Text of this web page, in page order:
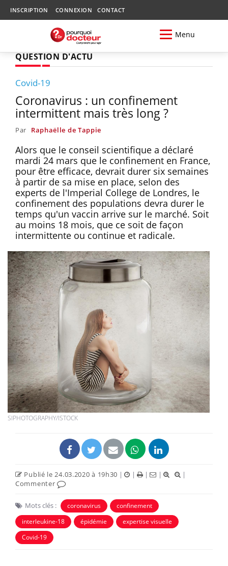
INSCRIPTION CONNEXION CONTACT
Menu
QUESTION D'ACTU
Covid-19
Coronavirus : un confinement
intermittent mais très long ?
Par Raphaëlle de Tappie
Alors que le conseil scientifique a déclaré
mardi 24 mars que le confinement en France,
pour être efficace, devrait durer six semaines
à partir de sa mise en place, selon des
experts de l'Imperial College de Londres, le
confinement des populations devra durer le
temps qu'un vaccin arrive sur le marché. Soit
au moins 18 mois, que ce soit de façon
intermittente ou continue et radicale.
SIPHOTOGRAPHY/ISTOCK
Publié le 24.03.2020 à 19h30 | | | |
|
Commenter
Mots clés : coronavirus
confinement
interleukine-18
épidémie
expertise visuelle
Covid-19